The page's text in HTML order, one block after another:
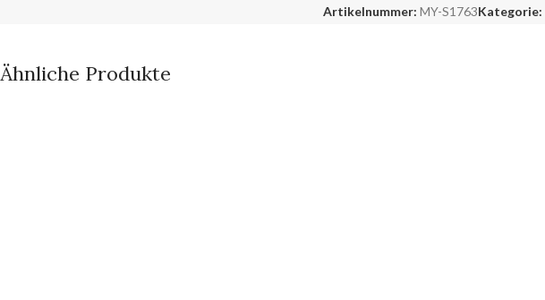
Artikelnummer: MY-S1763Kategorie:
Ähnliche Produkte